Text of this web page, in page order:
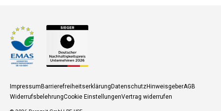
Zahlungsmethoden
ImpressumBarrierefreiheitserklärungDatenschutzHinweisgeberAGB
WiderrufsbelehrungCookie EinstellungenVertrag widerrufen